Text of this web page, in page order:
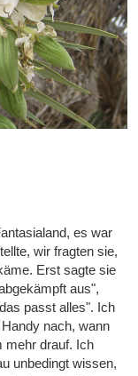
es war
wir fragten sie,
Erst sagte sie
aus",
passt alles". Ich
nach, wann
mehr drauf. Ich
unbedingt wissen,